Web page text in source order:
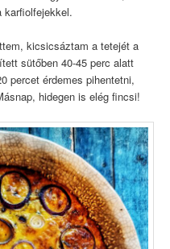
karfiolfejekkel.
kicsicsáztam a tetejét a
sütőben 40-45 perc alatt
percet érdemes pihentetni,
hidegen is elég fincsi!